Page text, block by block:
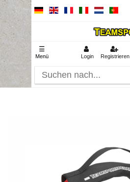
☰
Menü Login Registrieren